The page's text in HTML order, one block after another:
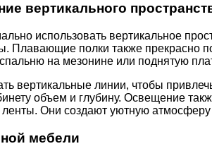
вертикального
использовать вертикальное
Плавающие полки также прекрасно
на мезонине или поднятую
вертикальные линии, чтобы
объем и глубину. Освещение
ленты. Они создают уютную
мебели